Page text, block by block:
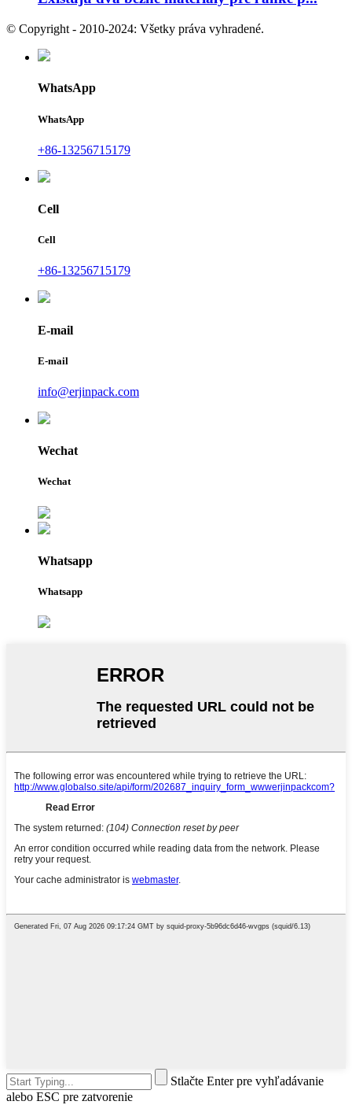
© Copyright - 2010-2024: Všetky práva vyhradené.
WhatsApp
WhatsApp
+86-13256715179
Cell
Cell
+86-13256715179
E-mail
E-mail
info@erjinpack.com
Wechat
Wechat
Whatsapp
Whatsapp
Stlačte Enter pre vyhľadávanie
alebo ESC pre zatvorenie